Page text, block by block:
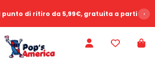
punto di ritiro da 5,99€, gratuita a partire›